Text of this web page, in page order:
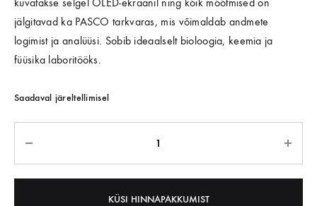
jälgitavad ka PASCO tarkvaras, mis võimaldab andmete
logimist ja analüüsi. Sobib ideaalselt bioloogia, keemia ja
füüsika laboritööks.
Saadaval järeltellimisel
KÜSI HINNAPAKKUMIST